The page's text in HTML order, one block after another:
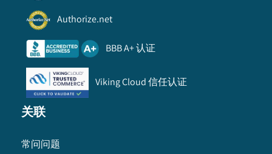
Authorize.net
BBB A+ 认证
Viking Cloud 信任认证
关联
常问问题